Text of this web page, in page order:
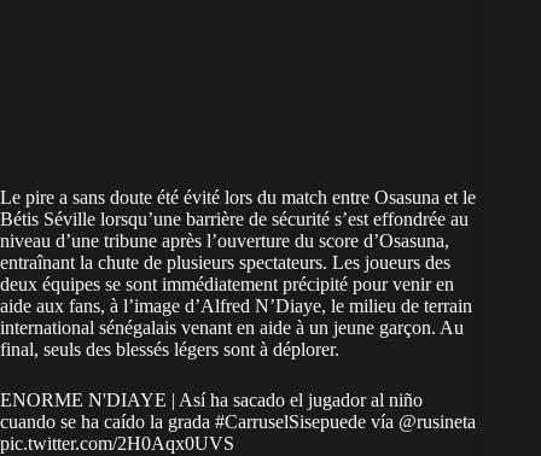
Le pire a sans doute été évité lors du match entre Osasuna et le
Bétis Séville lorsqu’une barrière de sécurité s’est effondrée au
niveau d’une tribune après l’ouverture du score d’Osasuna,
entraînant la chute de plusieurs spectateurs. Les joueurs des
deux équipes se sont immédiatement précipité pour venir en
aide aux fans, à l’image d’Alfred N’Diaye, le milieu de terrain
international sénégalais venant en aide à un jeune garçon. Au
final, seuls des blessés légers sont à déplorer.
ENORME N'DIAYE | Así ha sacado el jugador al niño
cuando se ha caído la grada #CarruselSisepuede vía @rusineta
pic.twitter.com/2H0Aqx0UVS